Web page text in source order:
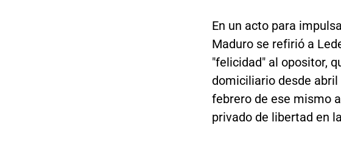
En un acto para
Maduro se refirió a
"felicidad" al opositor,
domiciliario desde
febrero de ese mismo
privado de libertad en